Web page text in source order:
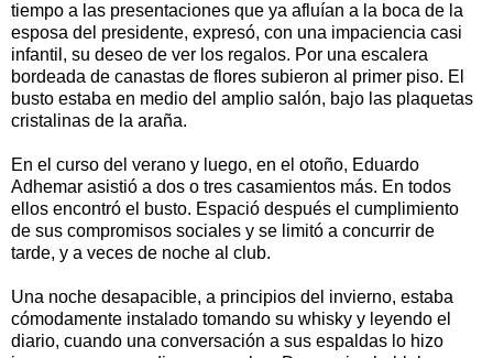
tiempo a las presentaciones que ya afluían a la boca de la
esposa del presidente, expresó, con una impaciencia casi
infantil, su deseo de ver los regalos. Por una escalera
bordeada de canastas de flores subieron al primer piso. El
busto estaba en medio del amplio salón, bajo las plaquetas
cristalinas de la araña.
En el curso del verano y luego, en el otoño, Eduardo
Adhemar asistió a dos o tres casamientos más. En todos
ellos encontró el busto. Espació después el cumplimiento
de sus compromisos sociales y se limitó a concurrir de
tarde, y a veces de noche al club.
Una noche desapacible, a principios del invierno, estaba
cómodamente instalado tomando su whisky y leyendo el
diario, cuando una conversación a sus espaldas lo hizo